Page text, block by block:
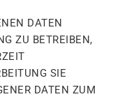
DATEN
ZU BETREIBEN,
SIE
DATEN ZUM